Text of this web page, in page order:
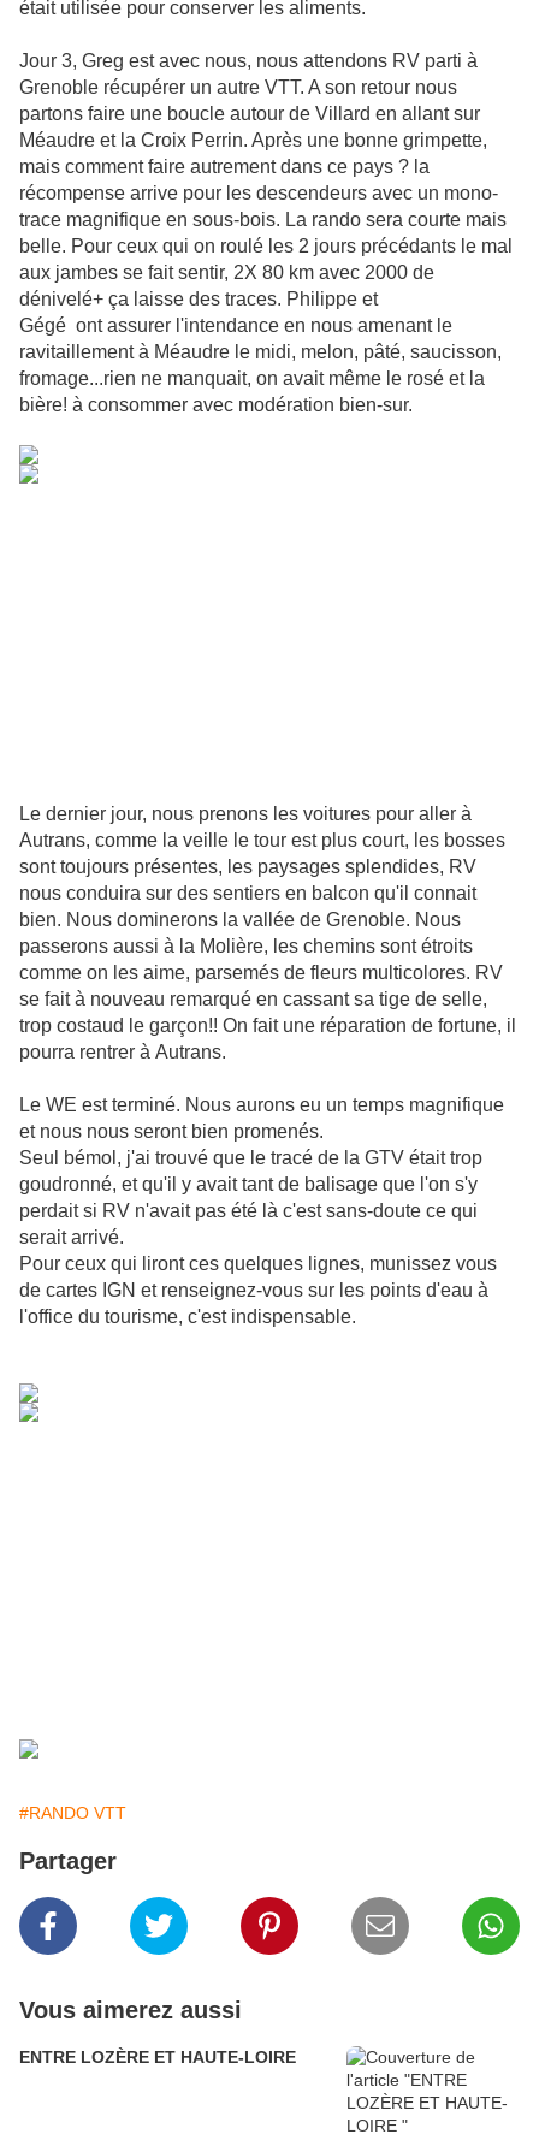
était utilisée pour conserver les aliments.
Jour 3, Greg est avec nous, nous attendons RV parti à
Grenoble récupérer un autre VTT. A son retour nous
partons faire une boucle autour de Villard en allant sur
Méaudre et la Croix Perrin. Après une bonne grimpette,
mais comment faire autrement dans ce pays ? la
récompense arrive pour les descendeurs avec un mono-
trace magnifique en sous-bois. La rando sera courte mais
belle. Pour ceux qui on roulé les 2 jours précédants le mal
aux jambes se fait sentir, 2X 80 km avec 2000 de
dénivelé+ ça laisse des traces. Philippe et
Gégé ont assurer l'intendance en nous amenant le
ravitaillement à Méaudre le midi, melon, pâté, saucisson,
fromage...rien ne manquait, on avait même le rosé et la
bière! à consommer avec modération bien-sur.
Le dernier jour, nous prenons les voitures pour aller à
Autrans, comme la veille le tour est plus court, les bosses
sont toujours présentes, les paysages splendides, RV
nous conduira sur des sentiers en balcon qu'il connait
bien. Nous dominerons la vallée de Grenoble. Nous
passerons aussi à la Molière, les chemins sont étroits
comme on les aime, parsemés de fleurs multicolores. RV
se fait à nouveau remarqué en cassant sa tige de selle,
trop costaud le garçon!! On fait une réparation de fortune, il
pourra rentrer à Autrans.
Le WE est terminé. Nous aurons eu un temps magnifique
et nous nous seront bien promenés.
Seul bémol, j'ai trouvé que le tracé de la GTV était trop
goudronné, et qu'il y avait tant de balisage que l'on s'y
perdait si RV n'avait pas été là c'est sans-doute ce qui
serait arrivé.
Pour ceux qui liront ces quelques lignes, munissez vous
de cartes IGN et renseignez-vous sur les points d'eau à
l'office du tourisme, c'est indispensable.
#RANDO VTT
Partager
Vous aimerez aussi
ENTRE LOZÈRE ET HAUTE-LOIRE